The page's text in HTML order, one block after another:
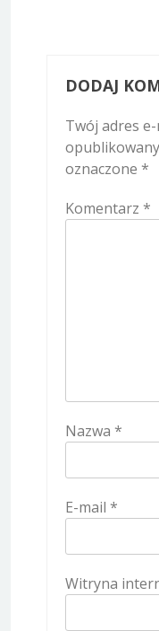
DODAJ
Twój adres
oznaczone *
Komentarz *
Nazwa *
E-mail *
Witryna